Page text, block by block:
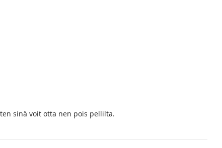
sinä voit otta nen pois pellilta.